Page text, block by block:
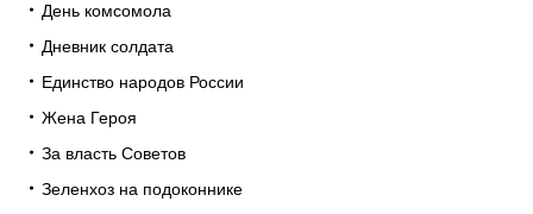
День комсомола
Дневник солдата
Единство народов России
Жена Героя
За власть Советов
Зеленхоз на подоконнике